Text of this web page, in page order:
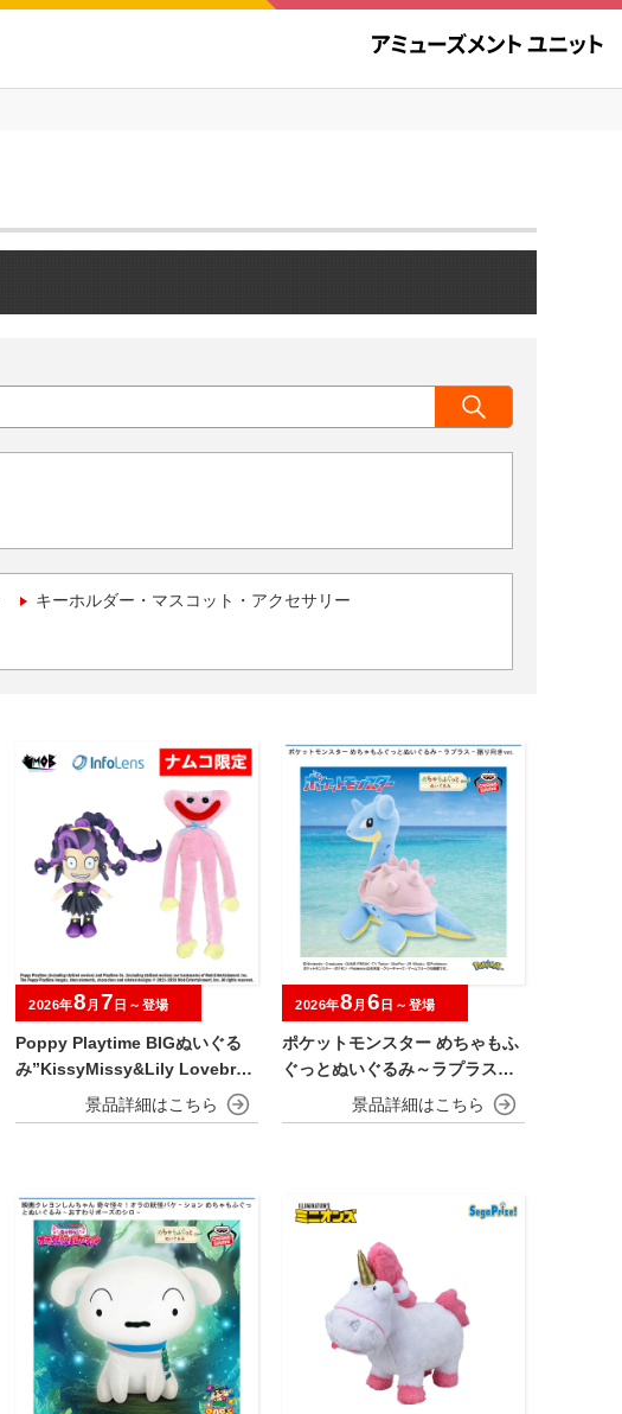
キーホルダー・マスコット・アクセサリー
Poppy Playtime BIGぬいぐる
み”KissyMissy&Lily Lovebrai
2026年8 月 7 日～登場
ポケットモンスター めちゃもふ
ぐっとぬいぐるみ～ラプラス～
振り向きver.
2026年8 月 6 日～登場